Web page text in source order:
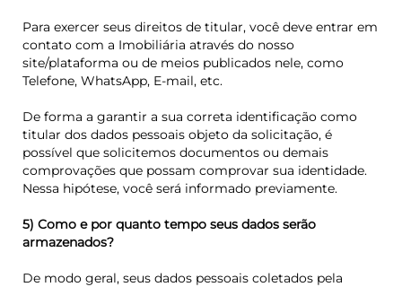
Para exercer seus direitos de titular, você deve entrar em
contato com a Imobiliária através do nosso
site/plataforma ou de meios publicados nele, como
Telefone, WhatsApp, E-mail, etc.
De forma a garantir a sua correta identificação como
titular dos dados pessoais objeto da solicitação, é
possível que solicitemos documentos ou demais
comprovações que possam comprovar sua identidade.
Nessa hipótese, você será informado previamente.
5) Como e por quanto tempo seus dados serão
armazenados?
De modo geral, seus dados pessoais coletados pela